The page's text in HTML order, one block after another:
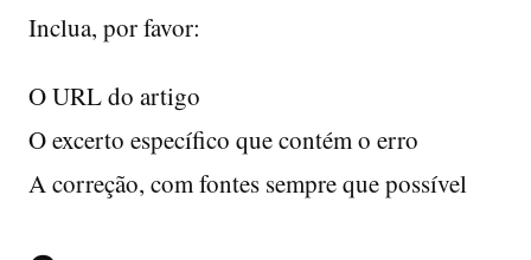
Inclua, por favor:
O URL do artigo
O excerto específico que contém o erro
A correção, com fontes sempre que possível